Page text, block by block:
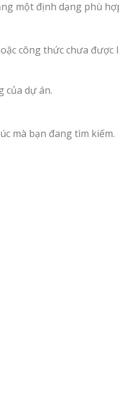
một định dạng phù
công thức chưa được
của dự án.
mà bạn đang tìm kiếm.